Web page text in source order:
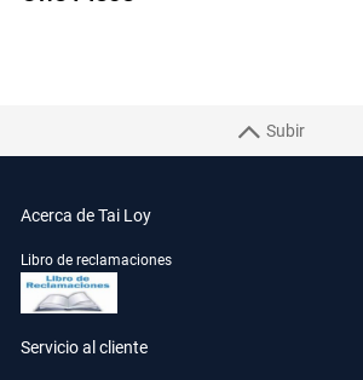
Subir
Acerca de Tai Loy
Libro de reclamaciones
Servicio al cliente